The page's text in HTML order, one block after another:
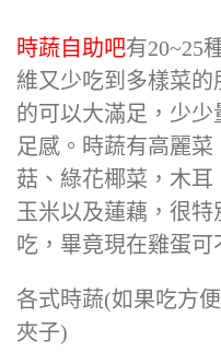
時蔬自助吧有20~25
維又少吃到多樣菜
的可以大滿足，少
足感。時蔬有高麗
菇、綠花椰菜，木耳
玉米以及蓮藕，很
吃，畢竟現在雞蛋可
各式時蔬(如果吃方
夾子)